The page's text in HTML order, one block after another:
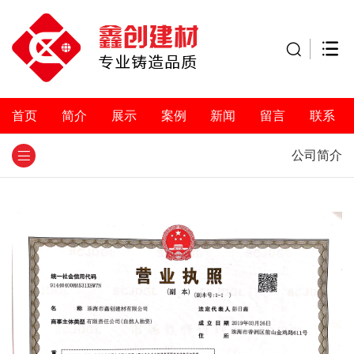
首页 简介 展示 案例 新闻 留言 联系
公司简介